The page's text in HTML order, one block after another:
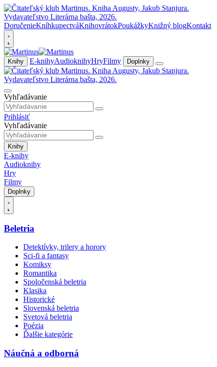
DoručenieKníhkupectváKnihovrátokPoukážkyKnižný blogKontakt
Knihy E-knihyAudioknihyHryFilmy Doplnky
Vyhľadávanie
Prihlásiť
Vyhľadávanie
Knihy
E-knihy
Audioknihy
Hry
Filmy
Doplnky
Beletria
Detektívky, trilery a horory
Sci-fi a fantasy
Komiksy
Romantika
Spoločenská beletria
Klasika
Historické
Slovenská beletria
Svetová beletria
Poézia
Ďalšie kategórie
Náučná a odborná